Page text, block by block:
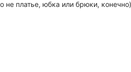
не платье, юбка или брюки,